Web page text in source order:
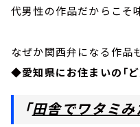
代男性の作品だからこそ
なぜか関西弁になる作品
◆愛知県にお住まいの「
「田舎でワタミ